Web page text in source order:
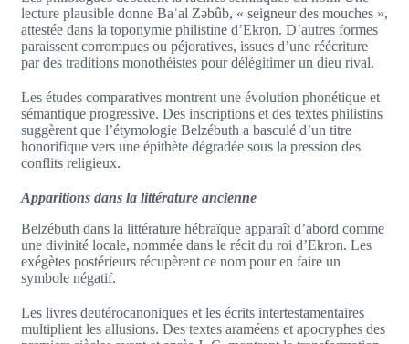
lecture plausible donne Baʿal Zəbûb, « seigneur des mouches »,
attestée dans la toponymie philistine d’Ekron. D’autres formes
paraissent corrompues ou péjoratives, issues d’une réécriture
par des traditions monothéistes pour délégitimer un dieu rival.
Les études comparatives montrent une évolution phonétique et
sémantique progressive. Des inscriptions et des textes philistins
suggèrent que l’étymologie Belzébuth a basculé d’un titre
honorifique vers une épithète dégradée sous la pression des
conflits religieux.
Apparitions dans la littérature ancienne
Belzébuth dans la littérature hébraïque apparaît d’abord comme
une divinité locale, nommée dans le récit du roi d’Ekron. Les
exégètes postérieurs récupèrent ce nom pour en faire un
symbole négatif.
Les livres deutérocanoniques et les écrits intertestamentaires
multiplient les allusions. Des textes araméens et apocryphes des